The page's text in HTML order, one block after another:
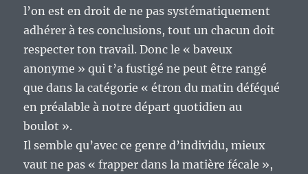
l’on est en droit de ne pas systématiquement
adhérer à tes conclusions, tout un chacun doit
respecter ton travail. Donc le « baveux
anonyme » qui t’a fustigé ne peut être rangé
que dans la catégorie « étron du matin déféqué
en préalable à notre départ quotidien au
boulot ».
Il semble qu’avec ce genre d’individu, mieux
vaut ne pas « frapper dans la matière fécale »,